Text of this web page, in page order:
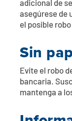
adicional de
asegúrese de
el posible
Sin
Evite el robo
bancaria.
mantenga a